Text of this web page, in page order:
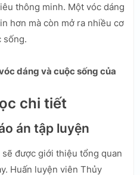
thông minh. Một vóc dáng
hơn mà còn mở ra nhiều cơ
sống.
dáng và cuộc sống của
chi tiết
án tập luyện
được giới thiệu tổng quan
Huấn luyện viên Thủy